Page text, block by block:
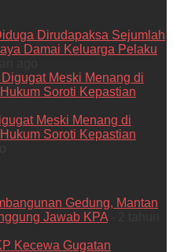
Dirudapaksa Sejumlah
Damai Keluarga Pelaku
Meski Menang di
Soroti Kepastian
Gedung, Mantan
Jawab KPA